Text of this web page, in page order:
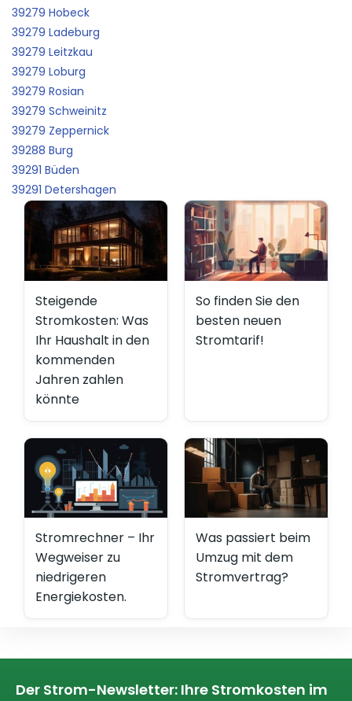
39279 Hobeck
39279 Ladeburg
39279 Leitzkau
39279 Loburg
39279 Rosian
39279 Schweinitz
39279 Zeppernick
39288 Burg
39291 Büden
39291 Detershagen
Steigende
Stromkosten: Was
Ihr Haushalt in den
kommenden
Jahren zahlen
könnte
So finden Sie den
besten neuen
Stromtarif!
Stromrechner – Ihr
Wegweiser zu
niedrigeren
Energiekosten.
Was passiert beim
Umzug mit dem
Stromvertrag?
Der Strom-Newsletter: Ihre Stromkosten im